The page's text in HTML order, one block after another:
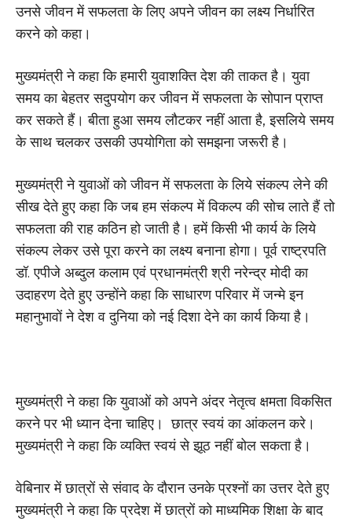
उनसे जीवन में सफलता के लिए अपने जीवन का लक्ष्य निर्धारित
करने को कहा।
मुख्यमंत्री ने कहा कि हमारी युवाशक्ति देश की ताकत है। युवा
समय का बेहतर सदुपयोग कर जीवन में सफलता के सोपान प्राप्त
कर सकते हैं। बीता हुआ समय लौटकर नहीं आता है, इसलिये समय
के साथ चलकर उसकी उपयोगिता को समझना जरूरी है।
मुख्यमंत्री ने युवाओं को जीवन में सफलता के लिये संकल्प लेने की
सीख देते हुए कहा कि जब हम संकल्प में विकल्प की सोच लाते हैं तो
सफलता की राह कठिन हो जाती है। हमें किसी भी कार्य के लिये
संकल्प लेकर उसे पूरा करने का लक्ष्य बनाना होगा। पूर्व राष्ट्रपति
डॉ. एपीजे अब्दुल कलाम एवं प्रधानमंत्री श्री नरेन्द्र मोदी का
उदाहरण देते हुए उन्होंने कहा कि साधारण परिवार में जन्मे इन
महानुभावों ने देश व दुनिया को नई दिशा देने का कार्य किया है।
मुख्यमंत्री ने कहा कि युवाओं को अपने अंदर नेतृत्व क्षमता विकसित
करने पर भी ध्यान देना चाहिए। छात्र स्वयं का आंकलन करे।
मुख्यमंत्री ने कहा कि व्यक्ति स्वयं से झूठ नहीं बोल सकता है।
वेबिनार में छात्रों से संवाद के दौरान उनके प्रश्नों का उत्तर देते हुए
मुख्यमंत्री ने कहा कि प्रदेश में छात्रों को माध्यमिक शिक्षा के बाद